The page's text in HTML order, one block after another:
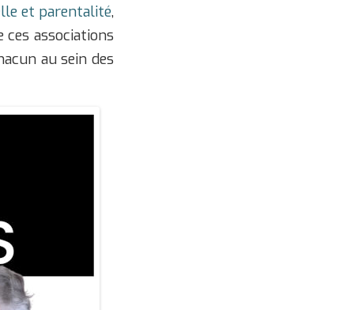
et parentalité,
associations
au sein des